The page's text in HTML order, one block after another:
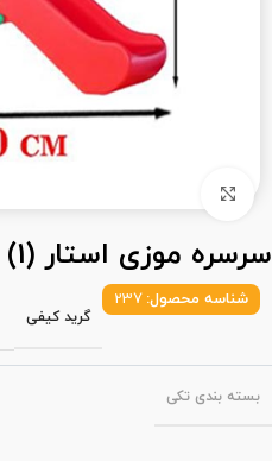
سرسره موزی استار (1)
شناسه محصول: 237
گرید کیفی
بسته‌ بندی تکی